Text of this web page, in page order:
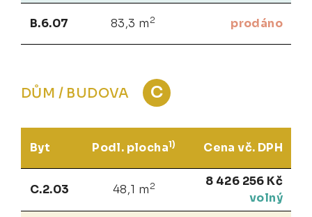
B.6.07 83,3 m 2 prodáno
DŮM / BUDOVA C
Byt Podl. plocha1) Cena vč. DPH
C.2.03 48,1 m 2
8 426 256 Kč
volný